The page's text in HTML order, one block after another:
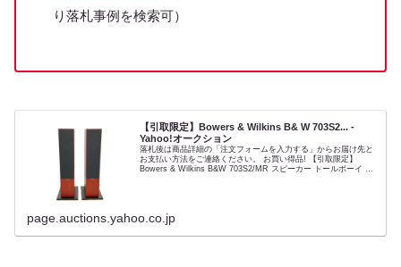
り落札事例を検索可）
【引取限定】Bowers & Wilkins B& W 703S2... -
Yahoo!オークション
落札後は商品詳細の「注文フォームを入力する」からお届け先と
お支払い方法をご連絡ください。 お買い得品! 【引取限定】
Bowers & Wilkins B&W 703S2/MR スピーカー トールボーイ ペ
page.auctions.yahoo.co.jp